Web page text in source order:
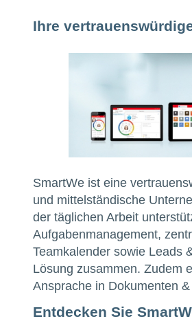
Ihre
SmartWe ist eine
und mittelständische
der täglichen Arbeit
Aufgabenmanagement,
Teamkalender sowie Leads
Lösung zusammen. Zudem
Ansprache in Dokumenten
Entdecken Sie